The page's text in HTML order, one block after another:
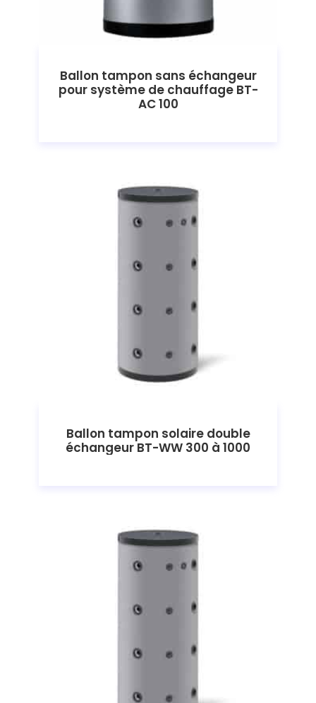
Ballon tampon sans échangeur
pour système de chauffage BT-
AC 100
Ballon tampon solaire double
échangeur BT-WW 300 à 1000